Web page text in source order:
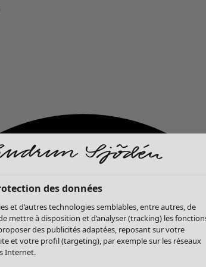
des données
et d’autres technologies semblables, entre autres, de
mettre à disposition et d’analyser (tracking) les
des publicités adaptées, reposant sur votre
et votre profil (targeting), par exemple sur les réseaux
Internet.